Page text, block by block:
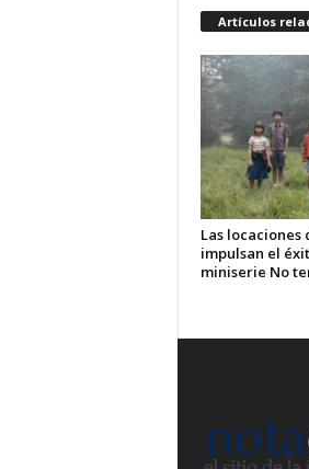
Artículos
Las locaciones
impulsan el
miniserie No